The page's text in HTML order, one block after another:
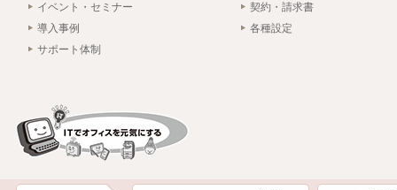
イベント・セミナー
導入事例
サポート体制
契約・請求書
各種設定